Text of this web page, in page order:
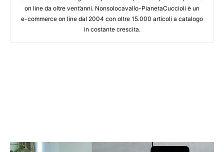
on line da oltre vent’anni. Nonsolocavallo-PianetaCuccioli è un
e-commerce on line dal 2004 con oltre 15.000 articoli a catalogo
in costante crescita.